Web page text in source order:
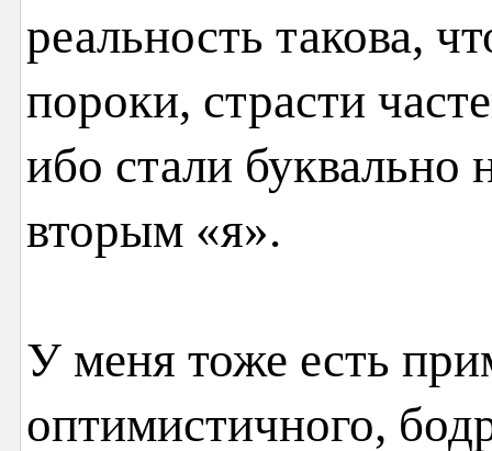
реальность такова,
пороки, страсти
ибо стали
вторым «я».
У меня тоже есть
оптимистичного,